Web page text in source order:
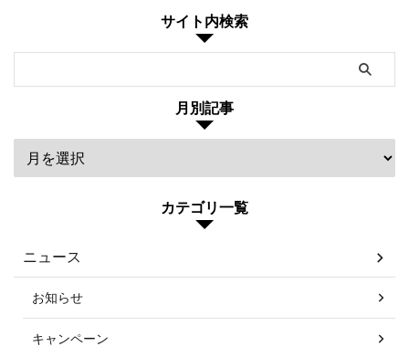
サイト内検索
月別記事
カテゴリ一覧
ニュース
お知らせ
キャンペーン